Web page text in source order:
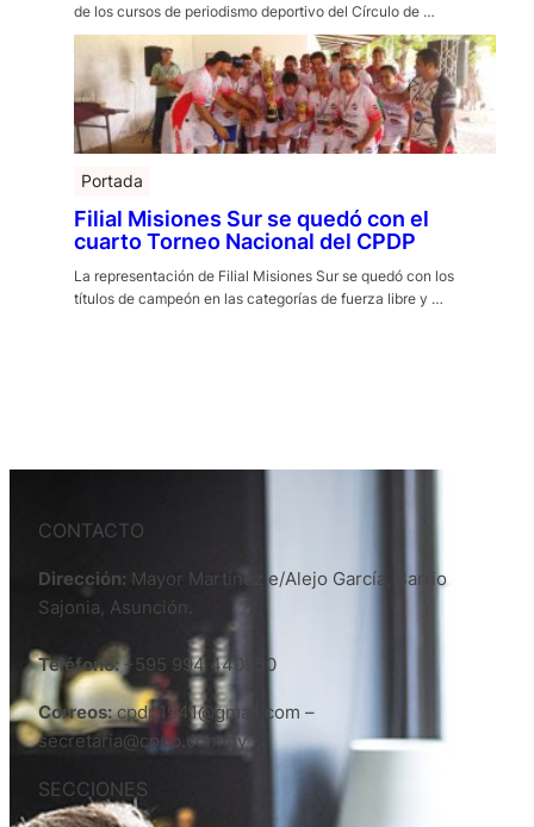
de los cursos de periodismo deportivo del Círculo de …
Portada
Filial Misiones Sur se quedó con el
cuarto Torneo Nacional del CPDP
La representación de Filial Misiones Sur se quedó con los
títulos de campeón en las categorías de fuerza libre y …
CONTACTO
Dirección: Mayor Martinez e/Alejo García, Barrio
Sajonia, Asunción.
Teléfono:+595 994 440950
Correos:cpdp1941@gmail.com –
secretaria@cpdp.com.py
SECCIONES